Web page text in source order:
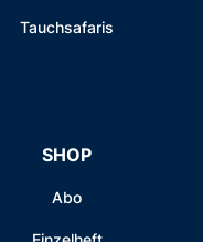
Tauchsafaris
SHOP
Abo